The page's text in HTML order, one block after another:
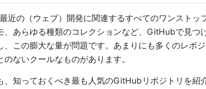
近の（ウェブ）開発に関連するすべてのワンストッ
、あらゆる種類のコレクションなど、GitHubで見つ
、この膨大な量が問題です。あまりにも多くのレポ
のないクールなものがあります。
、知っておくべき最も人気のGitHubリポジトリを紹